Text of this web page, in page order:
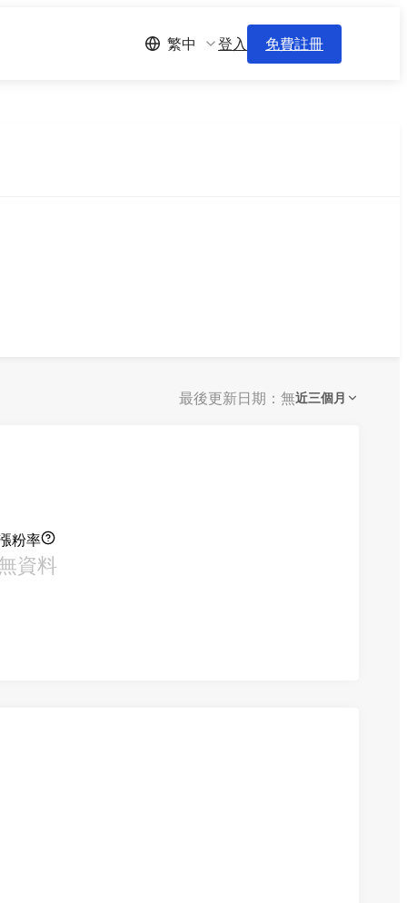
繁中 登入 免費註冊
最後更新日期：無近三個月
粉率
資料